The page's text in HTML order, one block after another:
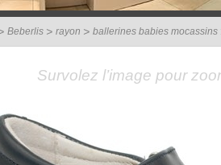
Beberlis rayon ballerines babies mocassins
Survolez l’image pour